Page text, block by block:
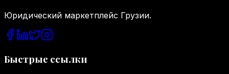
Юридический маркетплейс Грузии.
Быстрые ссылки